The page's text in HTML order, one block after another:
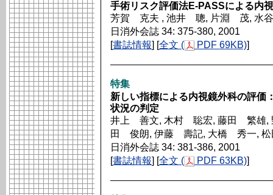
手術リスク評価法E-PASSによる内
芳賀 克夫 , 池井 聰, 片淵 茂, 水
日消外会誌 34: 375-380, 2001
[書誌情報] [全文 ( PDF 69KB)]
特集
新しい指標による内視鏡外科の評価
状況の判定
井上 善文, 木村 聡宏, 藤田 繁雄,
田 俊朗, 伊藤 壽記, 大橋 秀一,
日消外会誌 34: 381-386, 2001
[書誌情報] [全文 ( PDF 63KB)]